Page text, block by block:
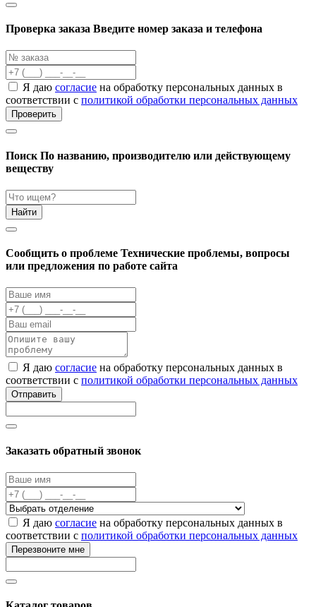
Проверка заказа Введите номер заказа и телефона
Я даю согласие на обработку персональных данных в
соответствии с политикой обработки персональных данных
Проверить
Поиск По названию, производителю или действующему
веществу
Найти
Cообщить о проблеме Технические проблемы, вопросы
или предложения по работе сайта
Я даю согласие на обработку персональных данных в
соответствии с политикой обработки персональных данных
Отправить
Заказать обратный звонок
Я даю согласие на обработку персональных данных в
соответствии с политикой обработки персональных данных
Перезвоните мне